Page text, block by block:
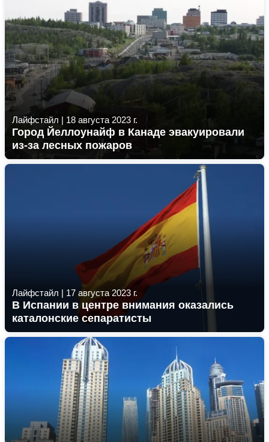
Лайфстайл | 18 августа 2023 г.
Город Йеллоунайф в Канаде эвакуировали
из-за лесных пожаров
Лайфстайл | 17 августа 2023 г.
В Испании в центре внимания оказались
каталонские сепаратисты